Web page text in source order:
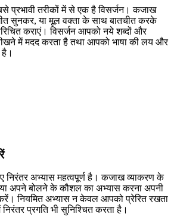
प्रभावी तरीकों में से एक है विसर्जन। कजाख
सुनकर, या मूल वक्ता के साथ बातचीत करके
कराएं। विसर्जन आपको नये शब्दों और
में मदद करता है तथा आपको भाषा की लय और
निरंतर अभ्यास महत्वपूर्ण है। कजाख व्याकरण के
अपने बोलने के कौशल का अभ्यास करना अपनी
करें। नियमित अभ्यास न केवल आपको प्रेरित रखता
प्रगति भी सुनिश्चित करता है।